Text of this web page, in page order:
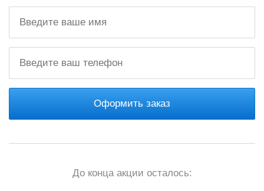
Оформить заказ
До конца акции осталось: